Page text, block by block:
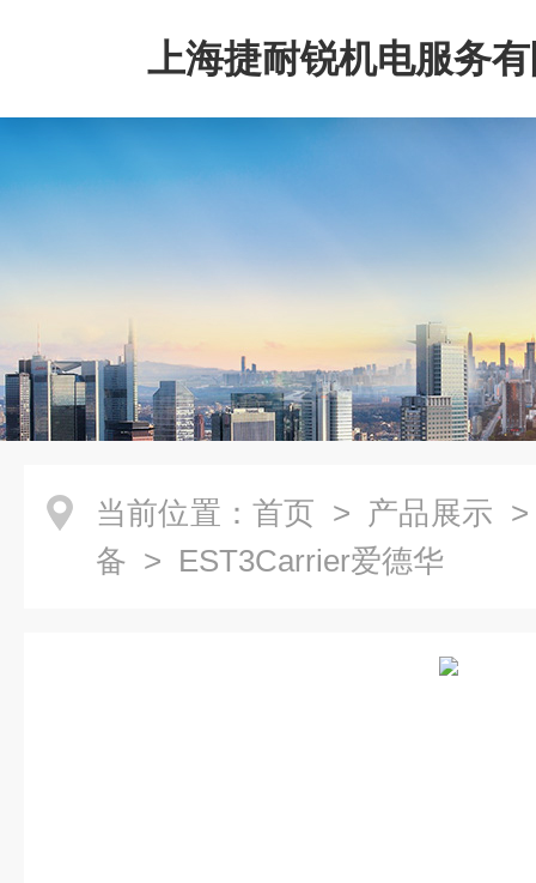
上海捷耐锐机电服务
当前位置： 首页 > 产品展示
备 > EST3Carrier爱德华